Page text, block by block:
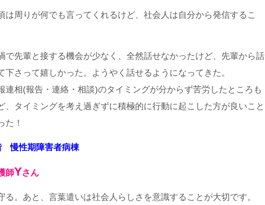
は周りが何でも言ってくれるけど、社会人は自分から発信するこ
で先輩と接する機会が少なく、全然話せなかったけど、先輩から話
下さって嬉しかった。ようやく話せるようになってきた。
連相(報告・連絡・相談)のタイミングが分からず苦労したところも
、タイミングを考え過ぎずに積極的に行動に起こした方が良いこと
た！
慢性期障害者病棟
師Yさん
る。あと、言葉遣いは社会人らしさを意識することが大切です。